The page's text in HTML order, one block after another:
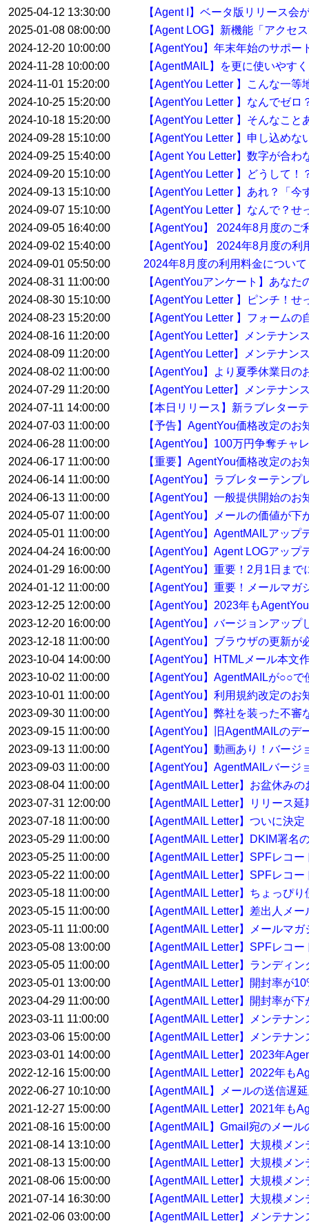
2025-04-12 13:30:00
【Agent I】ベータ版リリース会
2025-01-08 08:00:00
【Agent LOG】新機能「アクセ
2024-12-20 10:00:00
【AgentYou】年末年始のサポー
2024-11-28 10:00:00
【AgentMAIL】を更に使いやす
2024-11-01 15:20:00
【AgentYou Letter 】こんな一
2024-10-25 15:20:00
【AgentYou Letter 】なんでゼ
2024-10-18 15:20:00
【AgentYou Letter 】そんなこ
2024-09-28 15:10:00
【AgentYou Letter 】申し込め
2024-09-25 15:40:00
【Agent You Letter】数字が合
2024-09-20 15:10:00
【AgentYou Letter 】どうして
2024-09-13 15:10:00
【AgentYou Letter 】あれ？「
2024-09-07 15:10:00
【AgentYou Letter 】なんで？
2024-09-05 16:40:00
【AgentYou】 2024年8月度の
2024-09-02 15:40:00
【AgentYou】 2024年8月度の
2024-09-01 05:50:00
2024年8月度の利用料金について
2024-08-31 11:00:00
【AgentYouアンケート】あな
2024-08-30 15:10:00
【AgentYou Letter 】ピンチ！
2024-08-23 15:20:00
【AgentYou Letter 】フォーム
2024-08-16 11:20:00
【AgentYou Letter】メンテナン
2024-08-09 11:20:00
【AgentYou Letter】メンテナン
2024-08-02 11:00:00
【AgentYou】より夏季休業日の
2024-07-29 11:20:00
【AgentYou Letter】メンテナン
2024-07-11 14:00:00
【本日リリース】新ラブレター
2024-07-03 11:00:00
【予告】AgentYou価格改定のお
2024-06-28 11:00:00
【AgentYou】100万円争奪チャ
2024-06-17 11:00:00
【重要】AgentYou価格改定のお
2024-06-14 11:00:00
【AgentYou】ラブレターテン
2024-06-13 11:00:00
【AgentYou】一般提供開始のお
2024-05-07 11:00:00
【AgentYou】メールの価値が
2024-05-01 11:00:00
【AgentYou】AgentMAILアップ
2024-04-24 16:00:00
【AgentYou】Agent LOGアップ
2024-01-29 16:00:00
【AgentYou】重要！2月1日ま
2024-01-12 11:00:00
【AgentYou】重要！メールマ
2023-12-25 12:00:00
【AgentYou】2023年も
2023-12-20 16:00:00
【AgentYou】バージョンアッ
2023-12-18 11:00:00
【AgentYou】ブラウザの更新が
2023-10-04 14:00:00
【AgentYou】HTMLメール本文
2023-10-02 11:00:00
【AgentYou】AgentMAILが○○
2023-10-01 11:00:00
【AgentYou】利用規約改定のお
2023-09-30 11:00:00
【AgentYou】弊社を装った不
2023-09-15 11:00:00
【AgentYou】旧AgentMAILの
2023-09-13 11:00:00
【AgentYou】動画あり！バー
2023-09-03 11:00:00
【AgentYou】AgentMAILバー
2023-08-04 11:00:00
【AgentMAIL Letter】お盆休み
2023-07-31 12:00:00
【AgentMAIL Letter】リリース
2023-07-18 11:00:00
【AgentMAIL Letter】ついに決
2023-05-29 11:00:00
【AgentMAIL Letter】DKIM署
2023-05-25 11:00:00
【AgentMAIL Letter】SPFレコ
2023-05-22 11:00:00
【AgentMAIL Letter】SPFレコ
2023-05-18 11:00:00
【AgentMAIL Letter】ちょっぴ
2023-05-15 11:00:00
【AgentMAIL Letter】差出人メ
2023-05-11 11:00:00
【AgentMAIL Letter】メールマ
2023-05-08 13:00:00
【AgentMAIL Letter】SPFレコ
2023-05-05 11:00:00
【AgentMAIL Letter】ランディ
2023-05-01 13:00:00
【AgentMAIL Letter】開封率が
2023-04-29 11:00:00
【AgentMAIL Letter】開封率が
2023-03-11 11:00:00
【AgentMAIL Letter】メンテナ
2023-03-06 15:00:00
【AgentMAIL Letter】メンテナ
2023-03-01 14:00:00
【AgentMAIL Letter】2023年
2022-12-16 15:00:00
【AgentMAIL Letter】2022年も
2022-06-27 10:10:00
【AgentMAIL】メールの送信遅
2021-12-27 15:00:00
【AgentMAIL Letter】2021年も
2021-08-16 15:00:00
【AgentMAIL】Gmail宛のメー
2021-08-14 13:10:00
【AgentMAIL Letter】大規模メ
2021-08-13 15:00:00
【AgentMAIL Letter】大規模メ
2021-08-06 15:00:00
【AgentMAIL Letter】大規模メ
2021-07-14 16:30:00
【AgentMAIL Letter】大規模メ
2021-02-06 03:00:00
【AgentMAIL Letter】メンテナ